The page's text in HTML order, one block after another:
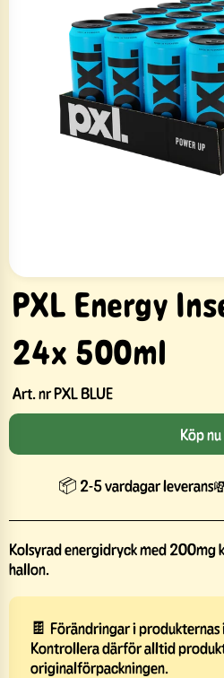
PXL Energy
24x 500ml
Art. nrPXL BLUE
Köp nu
📦 2-5 vardagar leverans
Kolsyrad energidryck med 200mg
hallon.
🍫 Förändringar i produkternas
Kontrollera därför alltid
originalförpackningen.